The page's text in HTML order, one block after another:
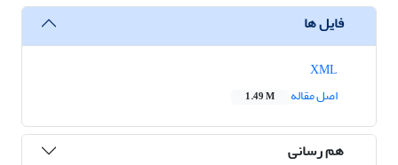
فایل ها
اصل مقاله
1.49 M
هم رسانی